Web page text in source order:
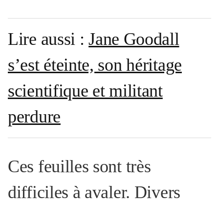
Lire aussi : Jane Goodall
s’est éteinte, son héritage
scientifique et militant
perdure
Ces feuilles sont très
difficiles à avaler. Divers